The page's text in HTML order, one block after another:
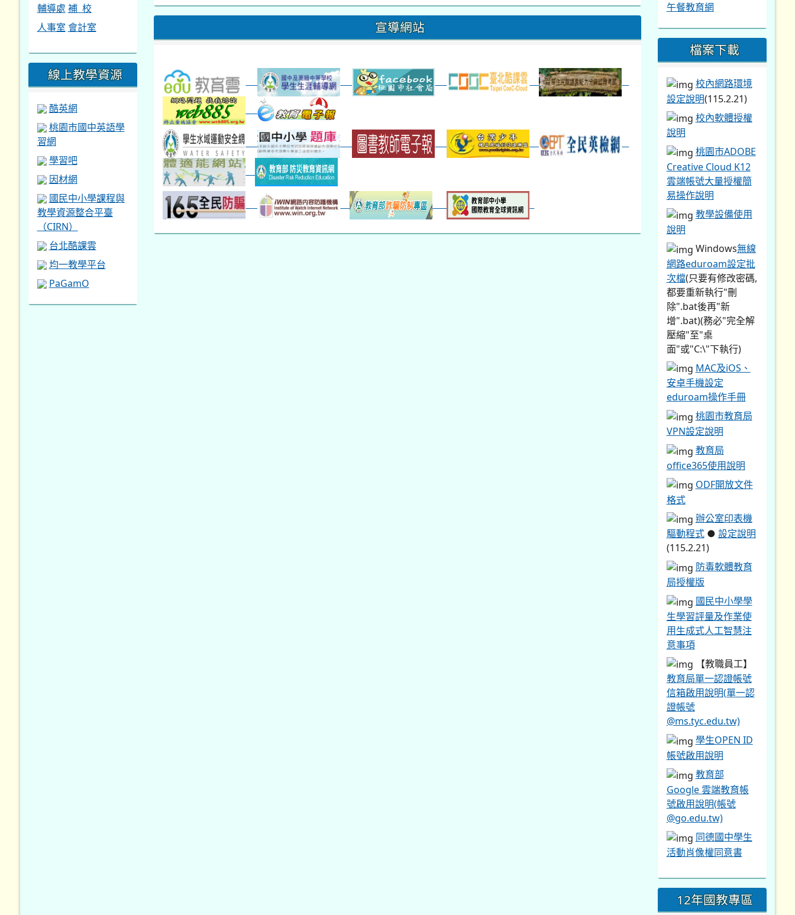
本週_新書展
班週
第一週
超額比序暨免試入學...
宣導網站
輔導處 補 校
人事室 會計室
線上教學資源
酷英網
桃園市國中英語學
習網
學習吧
因材網
國民中小學課程與
教學資源整合平臺
（CIRN）
台北酷課雲
均一教學平台
PaGamO
午餐教育網
檔案下載
校內網路環境
設定說明(115.2.21)
校內軟體授權
說明
桃園市ADOBE
Creative Cloud K12
雲端帳號大量授權簡
易操作說明
教學設備使用
說明
Windows無線
網路eduroam設定批
次檔(只要有修改密碼,
都要重新執行"刪
除".bat後再"新
增".bat)(務必"完全解
壓縮"至"桌
面"或"C:\"下執行)
MAC及iOS、
安卓手機設定
eduroam操作手冊
桃園市教育局
VPN設定說明
教育局
office365使用說明
ODF開放文件
格式
辦公室印表機
驅動程式● 設定說明
(115.2.21)
防毒軟體教育
局授權版
國民中小學學
生學習評量及作業使
用生成式人工智慧注
意事項
【教職員工】
教育局單一認證帳號
信箱啟用說明(單一認
證帳號
@ms.tyc.edu.tw)
學生OPEN ID
帳號啟用說明
教育部
Google 雲端教育帳
號啟用說明(帳號
@go.edu.tw)
同德國中學生
活動肖像權同意書
12年國教專區